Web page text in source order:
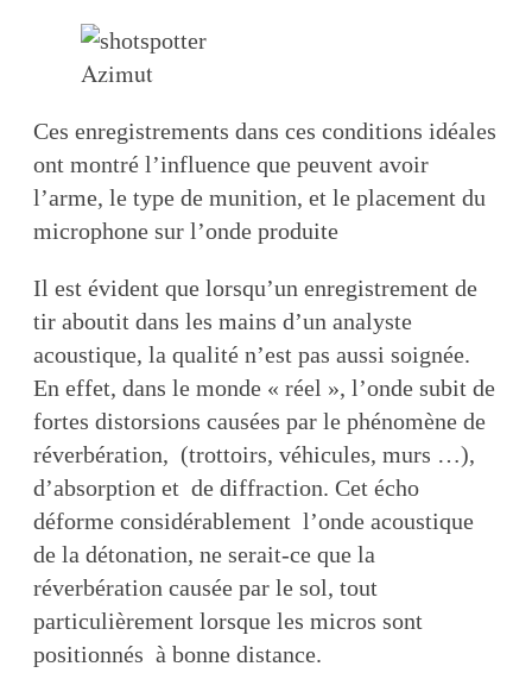
Azimut
Ces enregistrements dans ces conditions idéales
ont montré l’influence que peuvent avoir
l’arme, le type de munition, et le placement du
microphone sur l’onde produite
Il est évident que lorsqu’un enregistrement de
tir aboutit dans les mains d’un analyste
acoustique, la qualité n’est pas aussi soignée.
En effet, dans le monde « réel », l’onde subit de
fortes distorsions causées par le phénomène de
réverbération, (trottoirs, véhicules, murs …),
d’absorption et de diffraction. Cet écho
déforme considérablement l’onde acoustique
de la détonation, ne serait-ce que la
réverbération causée par le sol, tout
particulièrement lorsque les micros sont
positionnés à bonne distance.